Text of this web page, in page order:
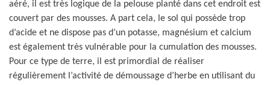
aéré, il est très logique de la pelouse planté dans cet endroit est
couvert par des mousses. A part cela, le sol qui possède trop
d’acide et ne dispose pas d’un potasse, magnésium et calcium
est également très vulnérable pour la cumulation des mousses.
Pour ce type de terre, il est primordial de réaliser
régulièrement l’activité de démoussage d’herbe en utilisant du